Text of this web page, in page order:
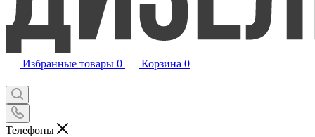
Избранные товары 0 Корзина 0
Телефоны